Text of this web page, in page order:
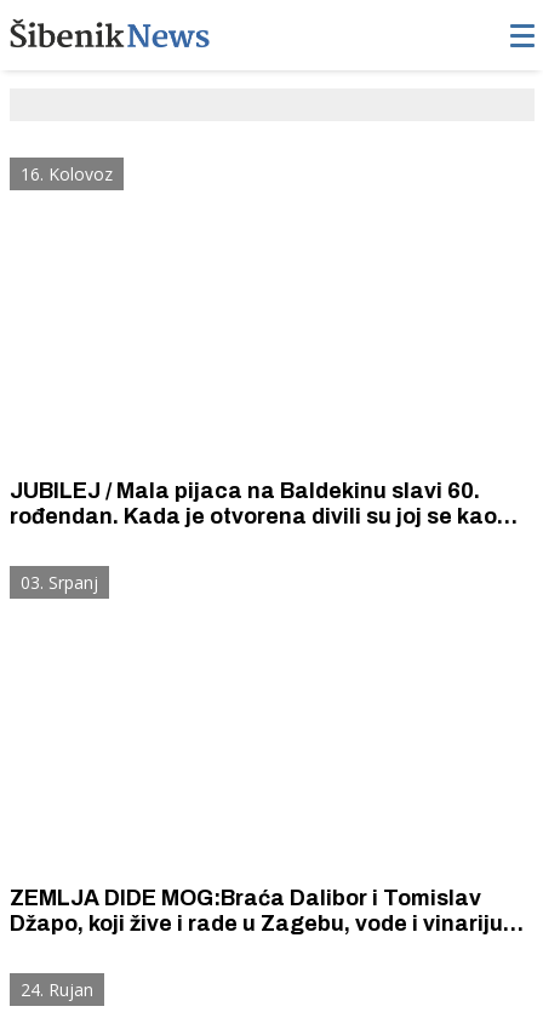
16. Kolovoz
JUBILEJ / Mala pijaca na Baldekinu slavi 60.
rođendan. Kada je otvorena divili su joj se kao
Dalmaciji.
03. Srpanj
ZEMLJA DIDE MOG:Braća Dalibor i Tomislav
Džapo, koji žive i rade u Zagebu, vode i vinariju
24. Rujan